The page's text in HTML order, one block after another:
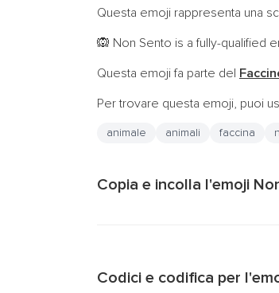
Questa emoji rappresenta una
🙉 Non Sento is a fully-qualified
Questa emoji fa parte del
Per trovare questa emoji, puoi
animale animali faccina
Copia e incolla l'emoji
Codici e codifica per